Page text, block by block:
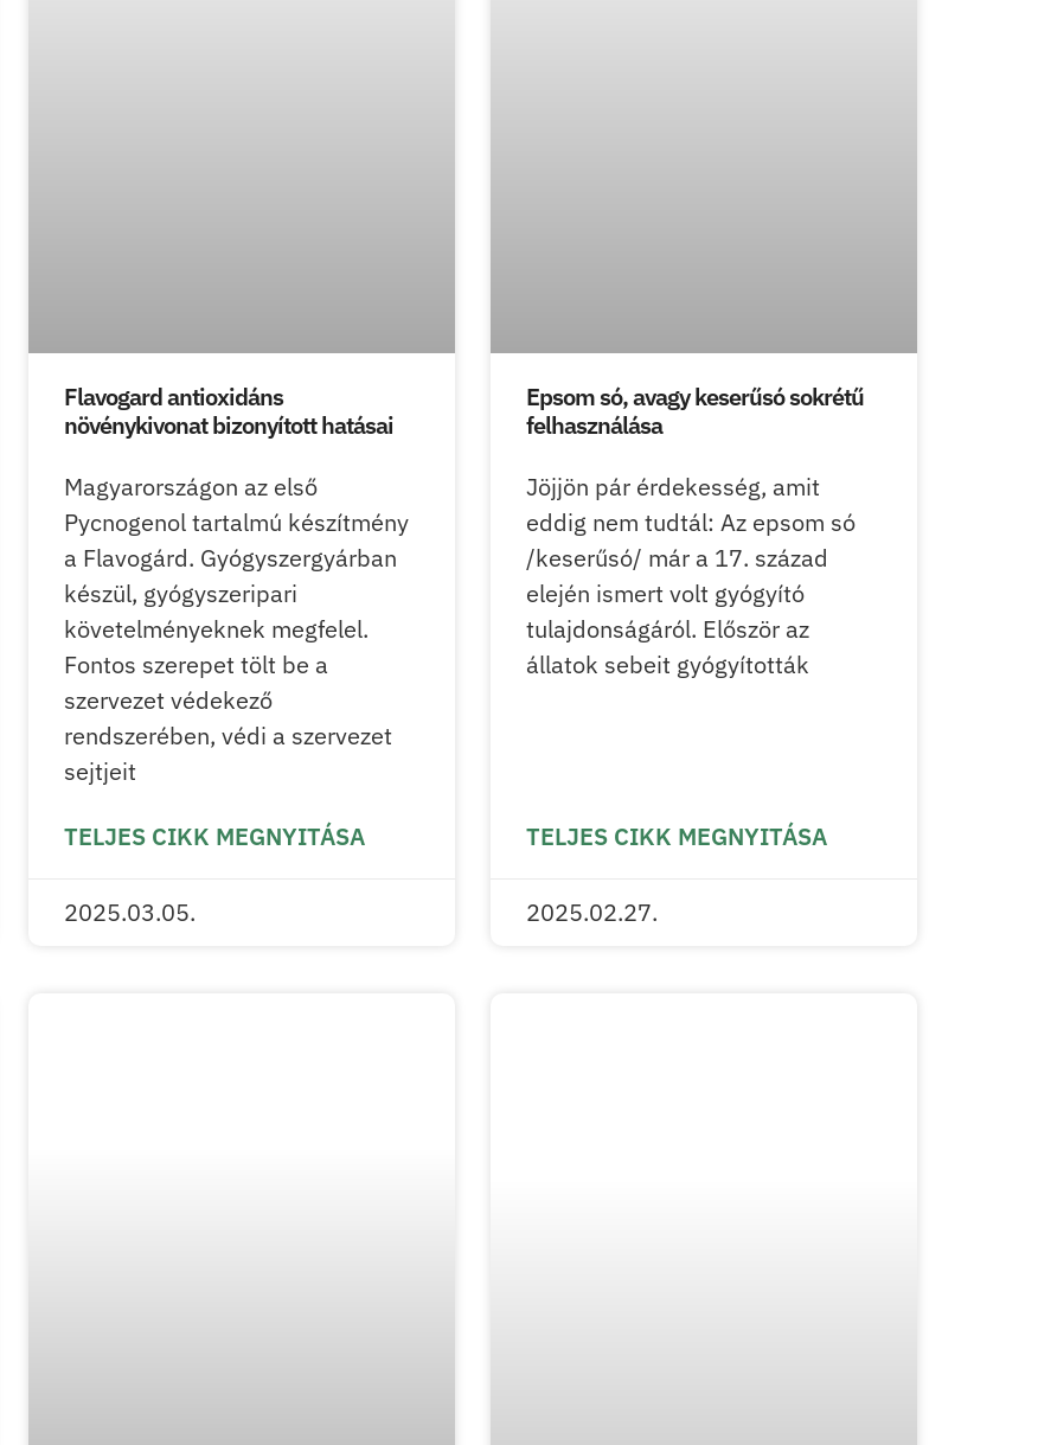
Flavogard antioxidáns
növénykivonat bizonyított hatásai
Magyarországon az első
Pycnogenol tartalmú készítmény
a Flavogárd. Gyógyszergyárban
készül, gyógyszeripari
követelményeknek megfelel.
Fontos szerepet tölt be a
szervezet védekező
rendszerében, védi a szervezet
sejtjeit
TELJES CIKK MEGNYITÁSA
2025.03.05.
Epsom só, avagy keserűsó sokrétű
felhasználása
Jöjjön pár érdekesség, amit
eddig nem tudtál: Az epsom só
/keserűsó/ már a 17. század
elején ismert volt gyógyító
tulajdonságáról. Először az
állatok sebeit gyógyították
TELJES CIKK MEGNYITÁSA
2025.02.27.